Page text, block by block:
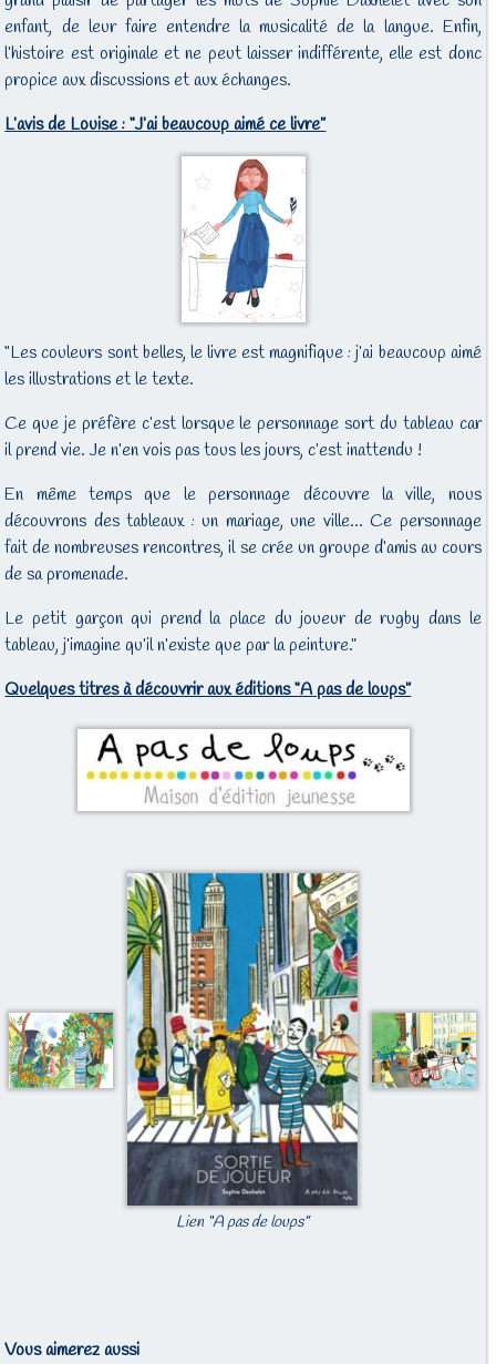
enfant, de leur faire entendre la musicalité de la langue. Enfin,
l’histoire est originale et ne peut laisser indifférente, elle est donc
propice aux discussions et aux échanges.
L’avis de Louise : “J’ai beaucoup aimé ce livre”
“Les couleurs sont belles, le livre est magnifique : j’ai beaucoup aimé
les illustrations et le texte.
Ce que je préfère c’est lorsque le personnage sort du tableau car
il prend vie. Je n’en vois pas tous les jours, c’est inattendu !
En même temps que le personnage découvre la ville, nous
découvrons des tableaux : un mariage, une ville… Ce personnage
fait de nombreuses rencontres, il se crée un groupe d’amis au cours
de sa promenade.
Le petit garçon qui prend la place du joueur de rugby dans le
tableau, j’imagine qu’il n’existe que par la peinture.”
Quelques titres à découvrir aux éditions “A pas de loups”
Lien “A pas de loups”
Vous aimerez aussi